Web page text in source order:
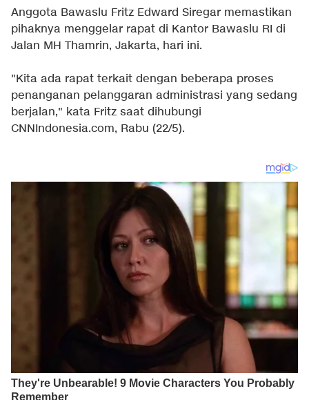
Anggota Bawaslu Fritz Edward Siregar memastikan
pihaknya menggelar rapat di Kantor Bawaslu RI di
Jalan MH Thamrin, Jakarta, hari ini.
"Kita ada rapat terkait dengan beberapa proses
penanganan pelanggaran administrasi yang sedang
berjalan," kata Fritz saat dihubungi
CNNIndonesia.com, Rabu (22/5).